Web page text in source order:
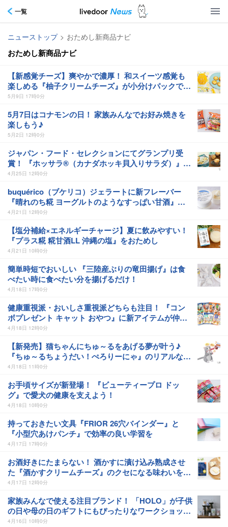
一覧
ニューストップ > おためし新商品ナビ
おためし新商品ナビ
【新感覚チーズ】爽やかで濃厚！ 和スイーツ感覚も
楽しめる『柚子クリームチーズ』が小分けパックで登
場！
5月9日 17時0分
5月7日はコナモンの日！ 家族みんなでお好み焼きを
楽しもう♪
5月2日 12時0分
ジャパン・フード・セレクションにてグランプリ受
賞！ 『ホッサラ®（カナダホッキ貝入りサラダ）』と
『サーモンクリームチーズ』をアレンジレシピで楽し
4月25日 12時0分
buquérico（ブケリコ）ジェラートに新フレーバー
『晴れのち糀 ヨーグルトのようなすっぱい甘酒』が
登場
4月21日 12時0分
【塩分補給×エネルギーチャージ】夏に飲みやすい！
『プラス糀 糀甘酒LL 沖縄の塩』をおためし
4月21日 10時0分
簡単時短でおいしい 『三陸産ぶりの竜田揚げ』は食
べたい時に食べたい分を揚げるだけ！
4月18日 17時0分
健康重視派・おいしさ重視派どちらも注目！ 『コン
ボプレゼント キャット おやつ』に新アイテムが仲間
入り
4月18日 12時0分
【新発売】猫ちゃんにちゅ～るをあげる夢が叶う♪
『ちゅ～るちょうだい！ぺろりーにゃ』のリアルな仕
草に癒されながらお世話体験を楽しもう！
4月18日 11時0分
お手頃サイズが新登場！ 『ビューティープロ ドッ
グ』で愛犬の健康を支えよう！
4月18日 10時0分
持っておきたい文具『FRIOR 26穴バインダー』と
『小型穴あけパンチ』で効率の良い学習を
4月17日 17時0分
お酒好きにたまらない！ 酒かすに漬け込み熟成させ
た『酒かすクリームチーズ』のクセになる味わいをお
ためし
4月17日 12時0分
家族みんなで使える注目ブランド！ 「HOLO」が子供
の日や母の日のギフトにもぴったりなワークショップ
を開催！
4月16日 10時0分